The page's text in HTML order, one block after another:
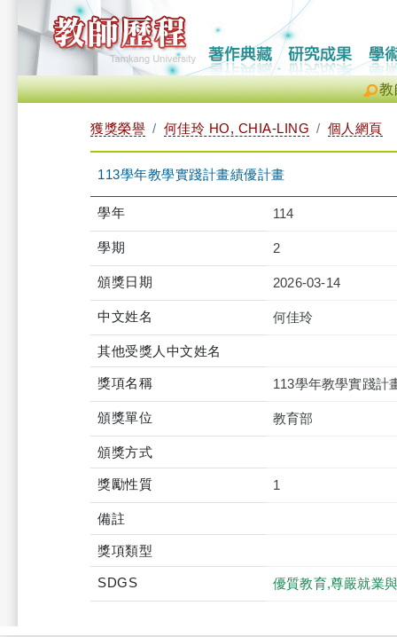
教
獲獎榮譽 何佳玲 HO, CHIA-LING 個人網頁
113學年教學實踐計畫績優計畫
學年 114
學期 2
頒獎日期 2026-03-14
中文姓名 何佳玲
其他受獎人中文姓名
獎項名稱 113學年教學實踐計
頒獎單位 教育部
頒獎方式
獎勵性質 1
備註
獎項類型
SDGS 優質教育,尊嚴就業